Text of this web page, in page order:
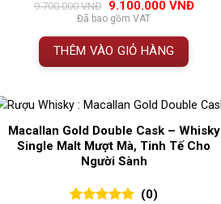
đánh giá
9.700.000VNĐ
Giá
gốc
là:
9.700.000 VNĐ.
9.100.000 VNĐGiá
Đã bao gồm VAT
THÊM VÀO GIỎ HÀNG
Macallan Gold Double Cask – Whisky
Single Malt Mượt Mà, Tinh Tế Cho
Người Sành
(0)